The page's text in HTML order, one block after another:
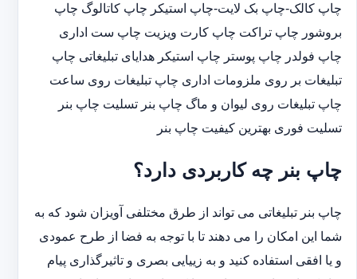
چاپ کالک-چاپ بک لایت-چاپ استیکر چاپ کاتالوگ چاپ
بروشور چاپ تراکت چاپ کارت ویزیت چاپ ست اداری
چاپ فولدر چاپ پوستر چاپ استیکر هدایای تبلیغاتی چاپ
تبلیغات بر روی ملزومات اداری چاپ تبلیغات روی ساعت
چاپ تبلیغات روی لیوان و ماگ چاپ بنر تسلیت چاپ بنر
تسلیت فوری بهترین کیفیت چاپ بنر
چاپ بنر چه کاربردی دارد؟
چاپ بنر تبلیغاتی می تواند از طرق مختلفی آویزان شود که به
شما این امکان را می دهند تا با توجه به فضا از طرح عمودی
و یا افقی استفاده کنید و به زییایی بصری و تاثیرگذاری پیام